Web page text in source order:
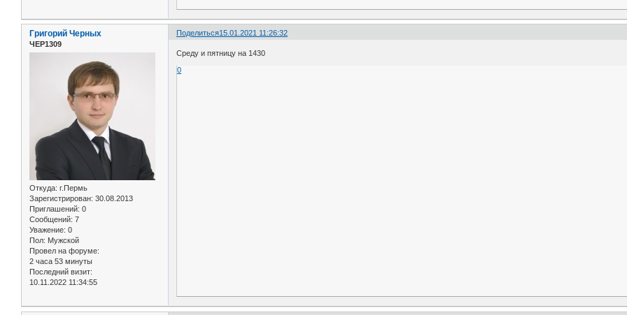
Поделиться15.01.2021 11:26:32
Григорий Черных
ЧЕР1309
Откуда: г.Пермь
Зарегистрирован: 30.08.2013
Приглашений: 0
Сообщений: 7
Уважение: 0
Пол: Мужской
Провел на форуме:
2 часа 53 минуты
Последний визит:
10.11.2022 11:34:55
Среду и пятницу на 1430
0